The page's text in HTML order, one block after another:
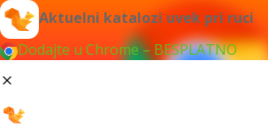
Aktuelni katalozi uvek pri ruci
Dodajte u Chrome – BESPLATNO